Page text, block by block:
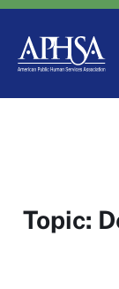
Saltar
contenido
Topic: